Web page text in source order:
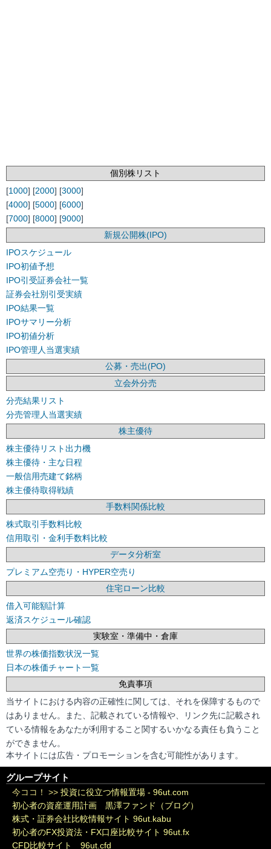
個別株リスト
[1000] [2000] [3000]
[4000] [5000] [6000]
[7000] [8000] [9000]
新規公開株(IPO)
IPOスケジュール
IPO初値予想
IPO引受証券会社一覧
証券会社別引受実績
IPO結果一覧
IPOサマリー分析
IPO初値分析
IPO管理人当選実績
公募・売出(PO)
立会外分売
分売結果リスト
分売管理人当選実績
株主優待
株主優待リスト出力機
株主優待・主な日程
一般信用売建て銘柄
株主優待取得戦績
手数料関係比較
株式取引手数料比較
信用取引・金利手数料比較
データ分析室
プレミアム空売り・HYPER空売り
住宅ローン比較
借入可能額計算
返済スケジュール確認
実験室・準備中・倉庫
世界の株価指数状況一覧
日本の株価チャート一覧
免責事項
当サイトにおける内容の正確性に関しては、それを保障するもので
はありません。また、記載されている情報や、リンク先に記載され
ている情報をあなたが利用すること関するいかなる責任も負うこと
ができません。
本サイトには広告・プロモーションを含む可能性があります。
グループサイト
今ココ！ >> 投資に役立つ情報置場 - 96ut.com
初心者の資産運用計画 黒澤ファンド（ブログ）
株式・証券会社比較情報サイト 96ut.kabu
初心者のFX投資法・FX口座比較サイト 96ut.fx
CFD比較サイト 96ut.cfd